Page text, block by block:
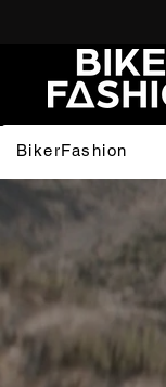
BikerFashion